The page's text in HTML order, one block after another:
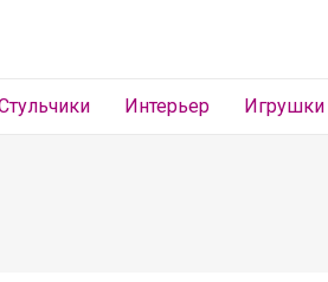
Интерьер Игрушки